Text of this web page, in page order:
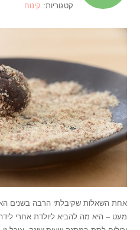
קטגוריות: קינוח
אחת השאלות שקיבלתי הרבה בשנים
מעט – היא מה להביא ליולדת אחרי